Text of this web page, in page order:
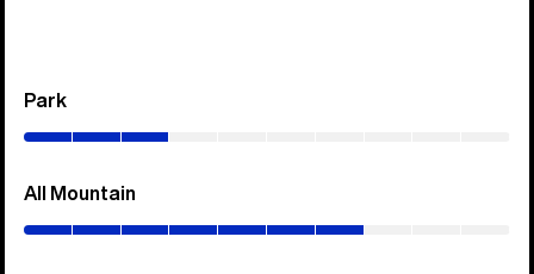
Park
All Mountain